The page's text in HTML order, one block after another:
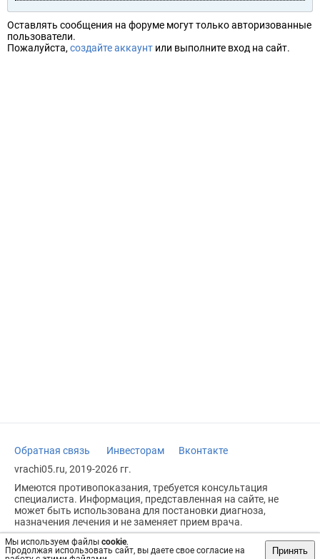
Мы используем файлы cookie.
Продолжая использовать сайт, вы даете свое согласие на
Принять
Оставлять сообщения на форуме могут только авторизованные
пользователи.
Пожалуйста, создайте аккаунт или выполните вход на сайт.
Обратная связь Инвесторам
Вконтакте
vrachi05.ru, 2019-2026 гг.
Имеются противопоказания, требуется консультация
специалиста. Информация, представленная на сайте, не
может быть использована для постановки диагноза,
назначения лечения и не заменяет прием врача.
Возрастное ограничение: 18+